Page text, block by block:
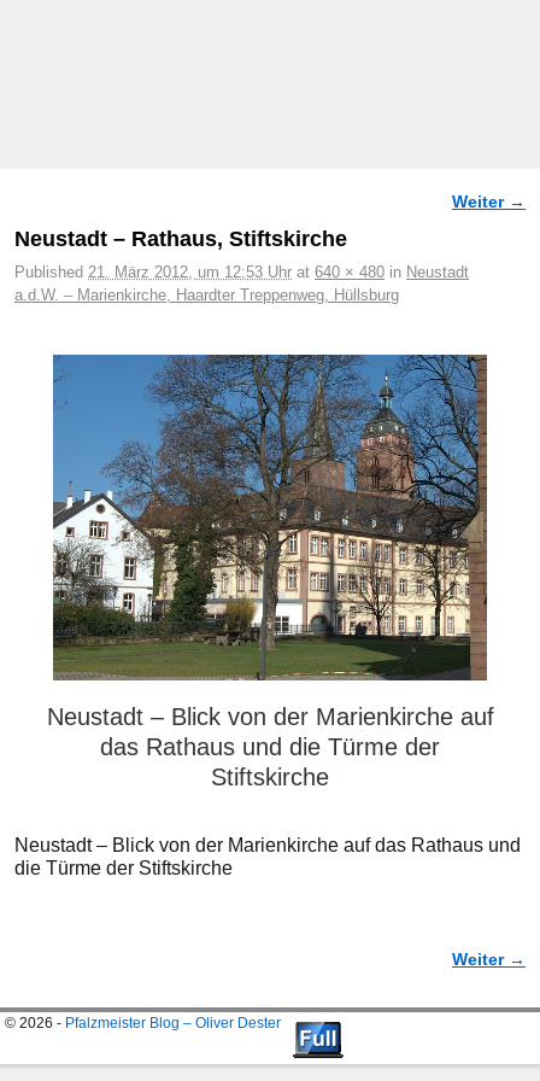
Weiter →
Neustadt – Rathaus, Stiftskirche
Published 21. März 2012, um 12:53 Uhr at 640 × 480 in Neustadt
a.d.W. – Marienkirche, Haardter Treppenweg, Hüllsburg
Neustadt – Blick von der Marienkirche auf
das Rathaus und die Türme der
Stiftskirche
Neustadt – Blick von der Marienkirche auf das Rathaus und
die Türme der Stiftskirche
Weiter →
© 2026 - Pfalzmeister Blog – Oliver Dester